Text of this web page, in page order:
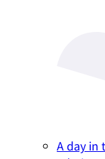
A day in